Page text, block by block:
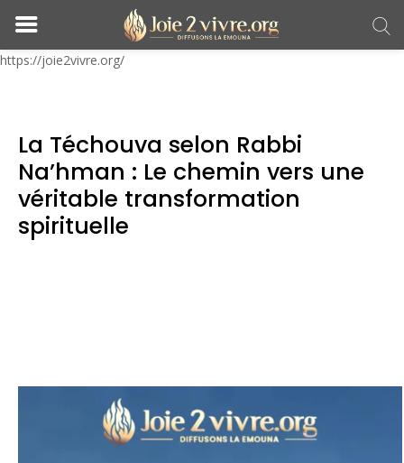
https://joie2vivre.org/
La Téchouva selon Rabbi
Na’hman : Le chemin vers une
véritable transformation
spirituelle